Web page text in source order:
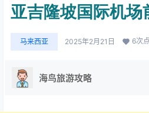
亚吉隆坡国际机场
马来西亚 2025年2月21日 6次
海鸟旅游攻略